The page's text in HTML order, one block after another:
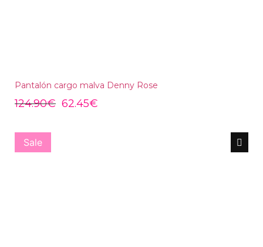
Pantalón cargo malva Denny Rose
124.90€ 62.45€
Sale